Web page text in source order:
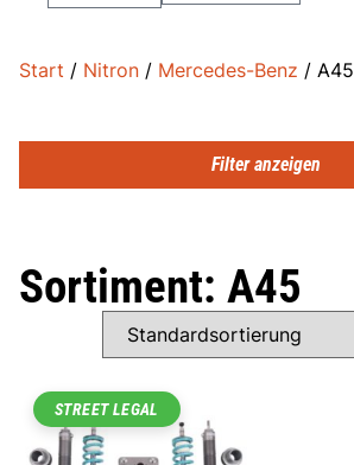
Start / Nitron / Mercedes-Benz / A45
Filter anzeigen
Sortiment: A45
STREET LEGAL